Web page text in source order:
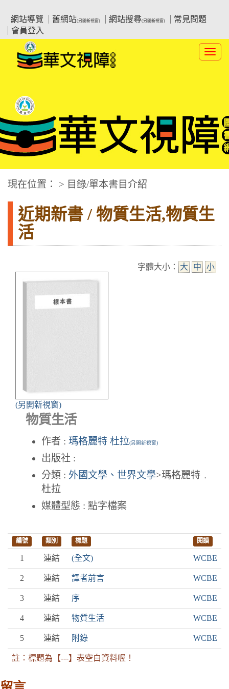
要
網站導覽
舊網站(另開新視窗) 網站搜尋(另開新視窗)
常見問題
會員登入
:::中央區塊
華文視障電子圖書網
現在位置： > 目錄/單本書目介紹
近期新書 / 物質生活,物質生
活
字體大小： 大 中 小
(另開新視窗)
物質生活
作者 : 瑪格麗特 杜拉(另開新視窗)
出版社 :
分類 : 外國文學、世界文學>瑪格麗特﹒
杜拉
媒體型態 : 點字檔案
編號 類別 標題 閱讀
1 連結 (全文) WCBE
2 連結 譯者前言 WCBE
3 連結 序 WCBE
4 連結 物質生活 WCBE
5 連結 附錄 WCBE
註：標題為【---】表空白資料喔！